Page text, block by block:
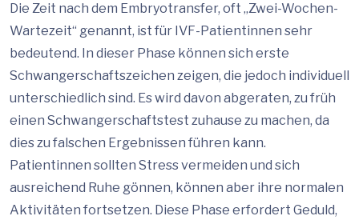
Die Zeit nach dem Embryotransfer, oft „Zwei-Wochen-
Wartezeit“ genannt, ist für IVF-Patientinnen sehr
bedeutend. In dieser Phase können sich erste
Schwangerschaftszeichen zeigen, die jedoch individuell
unterschiedlich sind. Es wird davon abgeraten, zu früh
einen Schwangerschaftstest zuhause zu machen, da
dies zu falschen Ergebnissen führen kann.
Patientinnen sollten Stress vermeiden und sich
ausreichend Ruhe gönnen, können aber ihre normalen
Aktivitäten fortsetzen. Diese Phase erfordert Geduld,